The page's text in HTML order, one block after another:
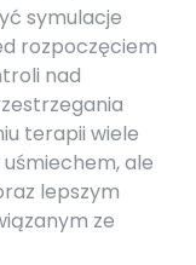
symulacje
rozpoczęciem
nad
terapii wiele
ale
lepszym
ze